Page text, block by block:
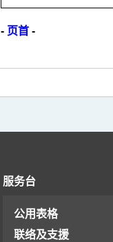
- 页首 -
服务台
公用表格
联络及支援